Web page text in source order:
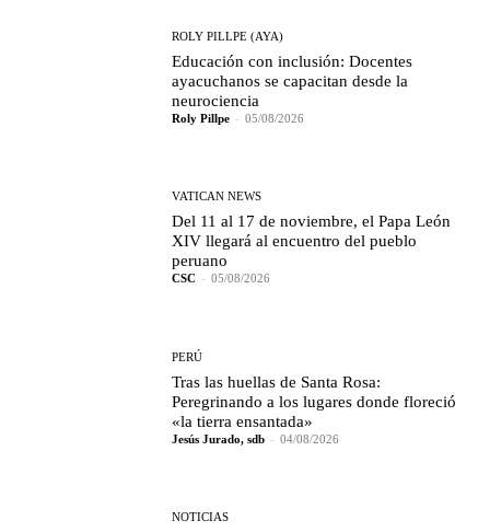
ROLY PILLPE (AYA)
Educación con inclusión: Docentes
ayacuchanos se capacitan desde la
neurociencia
Roly Pillpe - 05/08/2026
VATICAN NEWS
Del 11 al 17 de noviembre, el Papa León
XIV llegará al encuentro del pueblo
peruano
CSC - 05/08/2026
PERÚ
Tras las huellas de Santa Rosa:
Peregrinando a los lugares donde floreció
«la tierra ensantada»
Jesús Jurado, sdb - 04/08/2026
NOTICIAS